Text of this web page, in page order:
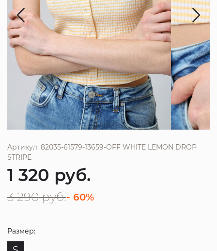
Артикул: 82035-61579-13659-OFF WHITE LEMON DROP
STRIPE
1 320 руб.
3 290 руб.- 60%
Размер: